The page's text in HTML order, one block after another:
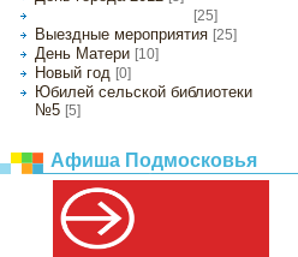
[25]
Выездные мероприятия [25]
День Матери [10]
Новый год [0]
Юбилей сельской библиотеки
№5 [5]
Афиша Подмосковья